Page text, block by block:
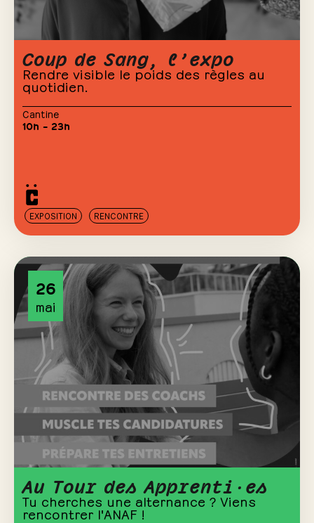
Coup de Sang, l’expo
Rendre visible le poids des règles au
quotidien.
Cantine
10h – 23h
EXPOSITION RENCONTRE
26
mai
Au Tour des Apprenti·es
Tu cherches une alternance ? Viens
rencontrer l'ANAF !